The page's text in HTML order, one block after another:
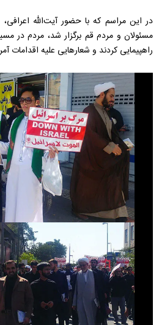
در این مراسم که با حضور آیت‌الله
مسئولان و مردم قم برگزار شد، مردم در
راهپیمایی کردند و شعارهایی علیه اقدامات